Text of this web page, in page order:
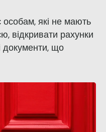
які не мають
, відкривати рахунки
документи, що